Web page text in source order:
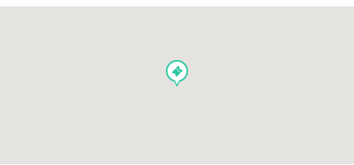
events